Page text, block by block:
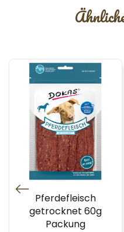
Pferdefleisch
getrocknet 60g
Packung